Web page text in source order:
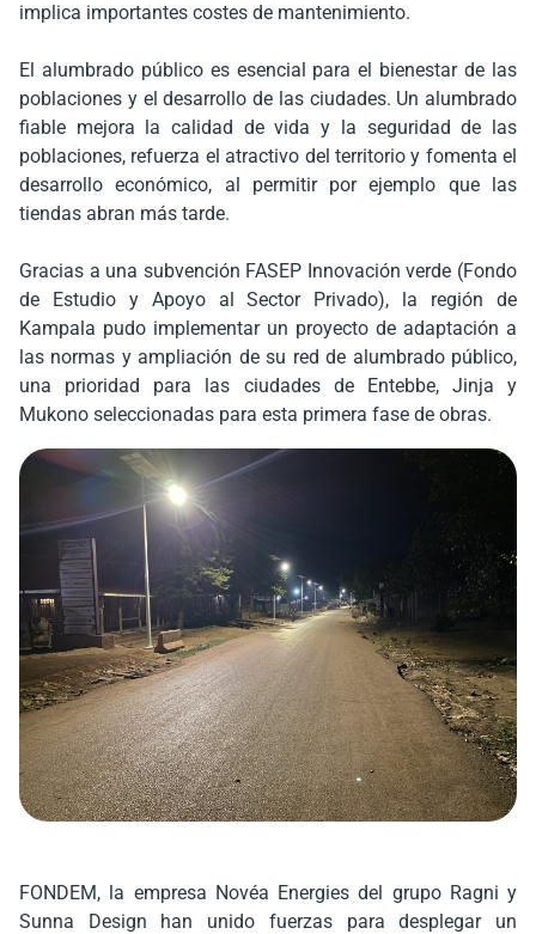
implica importantes costes de mantenimiento.
El alumbrado público es esencial para el bienestar de las
poblaciones y el desarrollo de las ciudades. Un alumbrado
fiable mejora la calidad de vida y la seguridad de las
poblaciones, refuerza el atractivo del territorio y fomenta el
desarrollo económico, al permitir por ejemplo que las
tiendas abran más tarde.
Gracias a una subvención FASEP Innovación verde (Fondo
de Estudio y Apoyo al Sector Privado), la región de
Kampala pudo implementar un proyecto de adaptación a
las normas y ampliación de su red de alumbrado público,
una prioridad para las ciudades de Entebbe, Jinja y
Mukono seleccionadas para esta primera fase de obras.
FONDEM, la empresa Novéa Energies del grupo Ragni y
Sunna Design han unido fuerzas para desplegar un